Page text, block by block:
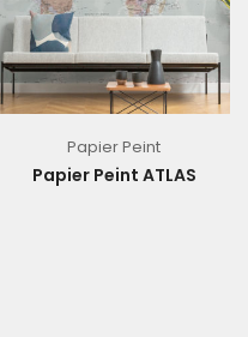
Papier Peint
Papier Peint ATLAS